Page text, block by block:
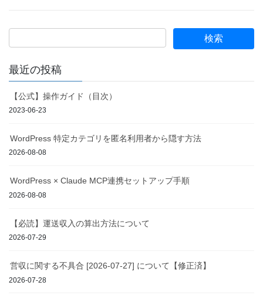
最近の投稿
【公式】操作ガイド（目次）
2023-06-23
WordPress 特定カテゴリを匿名利用者から隠す方法
2026-08-08
WordPress × Claude MCP連携セットアップ手順
2026-08-08
【必読】運送収入の算出方法について
2026-07-29
営収に関する不具合 [2026-07-27] について【修正済】
2026-07-28